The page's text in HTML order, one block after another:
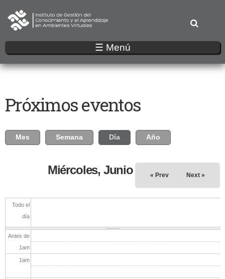
al
contenido
principal
☰ Menú
Próximos eventos
Solapas principales
Mes Semana Día (solapa activa)
Año
Miércoles, Junio 12, 2024
« Prev Next »
Todo el
día
Antes de
1am
1am